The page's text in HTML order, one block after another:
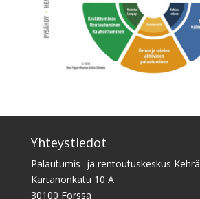
Yhteystiedot
Palautumis- ja rentoutuskeskus Kehrä
Kartanonkatu 10 A
30100 Forssa